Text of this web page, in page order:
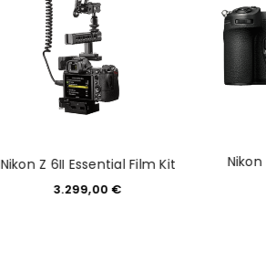
Nikon Z 6II Essential Film Kit
3.299,00€